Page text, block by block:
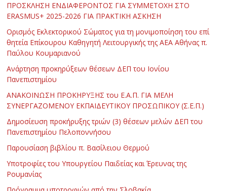
ΠΡΟΣΚΛΗΣΗ ΕΝΔΙΑΦΕΡΟΝΤΟΣ ΓΙΑ ΣΥΜΜΕΤΟΧΗ ΣΤΟ
ERASMUS+ 2025-2026 ΓΙΑ ΠΡΑΚΤΙΚΗ ΑΣΚΗΣΗ
Ορισμός Εκλεκτορικού Σώματος για τη μονιμοποίηση του επί
θητεία Επίκουρου Καθηγητή Λειτουργικής της ΑΕΑ Αθήνας π.
Παύλου Κουμαριανού
Ανάρτηση προκηρύξεων θέσεων ΔΕΠ του Ιονίου
Πανεπιστημίου
ΑΝΑΚΟΙΝΩΣΗ ΠΡΟΚΗΡΥΞΗΣ του Ε.Α.Π. ΓΙΑ ΜΕΛΗ
ΣΥΝΕΡΓΑΖΟΜΕΝΟΥ ΕΚΠΑΙΔΕΥΤΙΚΟΥ ΠΡΟΣΩΠΙΚΟΥ (Σ.Ε.Π.)
Δημοσίευση προκήρυξης τριών (3) θέσεων μελών ΔΕΠ του
Πανεπιστημίου Πελοποννήσου
Παρουσίαση βιβλίου π. Βασίλειου Θερμού
Υποτροφίες του Υπουργείου Παιδείας και Έρευνας της
Ρουμανίας